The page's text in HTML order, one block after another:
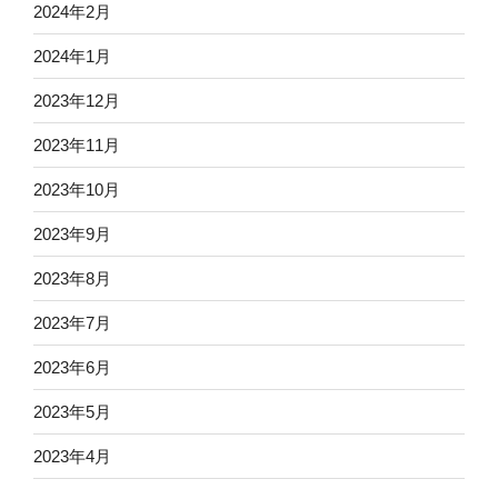
2024年2月
2024年1月
2023年12月
2023年11月
2023年10月
2023年9月
2023年8月
2023年7月
2023年6月
2023年5月
2023年4月